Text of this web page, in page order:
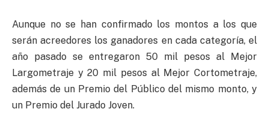
Aunque no se han confirmado los montos a los que
serán acreedores los ganadores en cada categoría, el
año pasado se entregaron 50 mil pesos al Mejor
Largometraje y 20 mil pesos al Mejor Cortometraje,
además de un Premio del Público del mismo monto, y
un Premio del Jurado Joven.